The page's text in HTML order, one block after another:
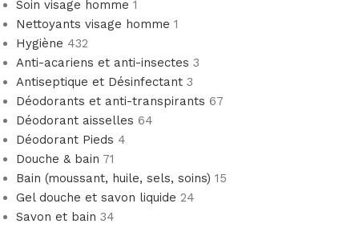
Soin visage homme 1
Nettoyants visage homme 1
Hygiène 432
Anti-acariens et anti-insectes 3
Antiseptique et Désinfectant 3
Déodorants et anti-transpirants 67
Déodorant aisselles 64
Déodorant Pieds 4
Douche & bain 71
Bain (moussant, huile, sels, soins) 15
Gel douche et savon liquide 24
Savon et bain 34